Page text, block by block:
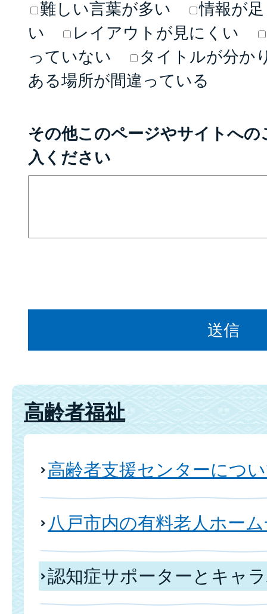
難しい言葉が多い
情報が
い
レイアウトが見にくい
っていない
タイトルが分か
ある場所が間違っている
その他このページやサイトへ
入ください
高齢者福祉
高齢者支援センターにつ
八戸市内の有料老人ホー
認知症サポーターとキャ